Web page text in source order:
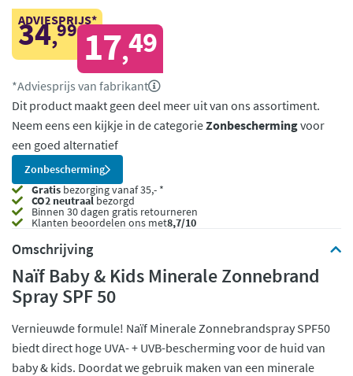
ADVIESPRIJS*
34,99 17,49
*Adviesprijs van fabrikant
Dit product maakt geen deel meer uit van ons assortiment.
Neem eens een kijkje in de categorieZonbeschermingvoor
een goed alternatief
Zonbescherming
Gratis bezorging vanaf 35,- *
CO2 neutraalbezorgd
Binnen 30 dagen gratis retourneren
Klanten beoordelen ons met8,7/10
Omschrijving
Naïf Baby & Kids Minerale Zonnebrand
Spray SPF 50
Vernieuwde formule! Naïf Minerale Zonnebrandspray SPF50
biedt direct hoge UVA- + UVB-bescherming voor de huid van
baby & kids. Doordat we gebruik maken van een minerale